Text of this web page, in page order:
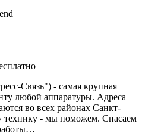
Связь") - самая крупная
любой аппаратуры. Адреса
во всех районах Санкт-
технику - мы поможем. Спасаем